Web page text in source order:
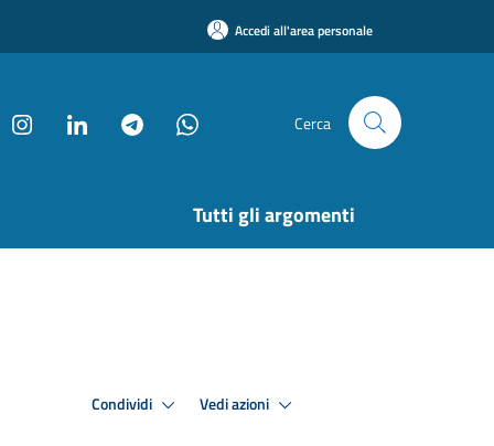
Accedi all'area personale
Cerca
Tutti gli argomenti
Condividi Vedi azioni